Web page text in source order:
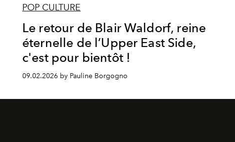
POP CULTURE
Le retour de Blair Waldorf, reine
éternelle de l’Upper East Side,
c'est pour bientôt !
09.02.2026 by Pauline Borgogno